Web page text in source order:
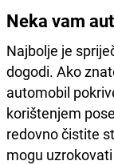
Neka vam
Najbolje je
dogodi. Ako
automobil
korištenjem
redovno čistite
mogu